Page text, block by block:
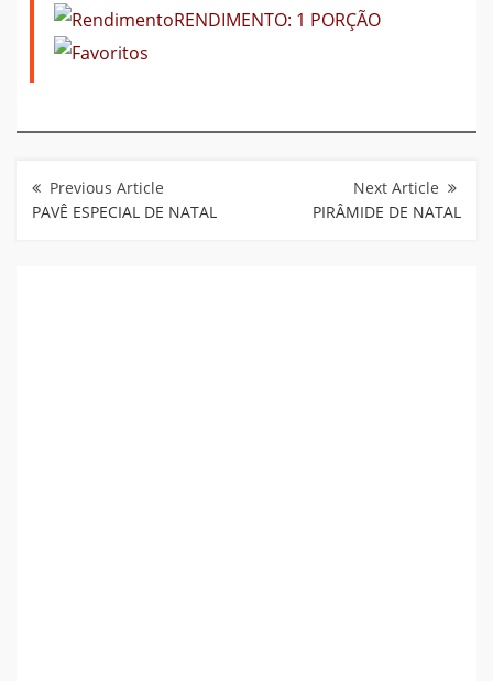
RENDIMENTO: 1 PORÇÃO
de
Post
PAVÊ ESPECIAL DE NATAL PIRÂMIDE DE NATAL